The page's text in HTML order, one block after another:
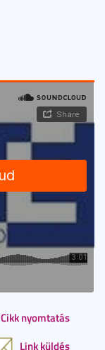
Cikk nyomtatás
Link küldés